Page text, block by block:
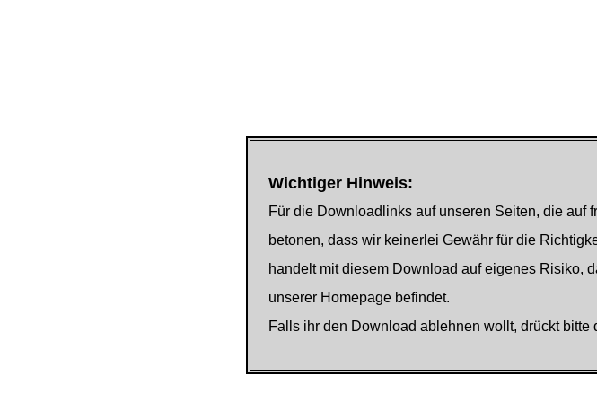
Wichtiger Hinweis:
Für die Downloadlinks auf unseren Seiten, die auf
betonen, dass wir keinerlei Gewähr für die
handelt mit diesem Download auf eigenes Risiko,
unserer Homepage befindet.
Falls ihr den Download ablehnen wollt, drückt bitte